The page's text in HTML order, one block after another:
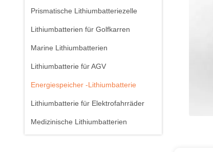
Prismatische Lithiumbatteriezelle
Lithiumbatterien für Golfkarren
Marine Lithiumbatterien
Lithiumbatterie für AGV
Energiespeicher -Lithiumbatterie
Lithiumbatterie für Elektrofahrräder
Medizinische Lithiumbatterien